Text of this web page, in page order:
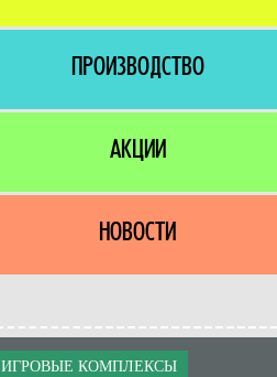
ПРОИЗВОДСТВО
АКЦИИ
НОВОСТИ
ИГРОВЫЕ КОМПЛЕКСЫ